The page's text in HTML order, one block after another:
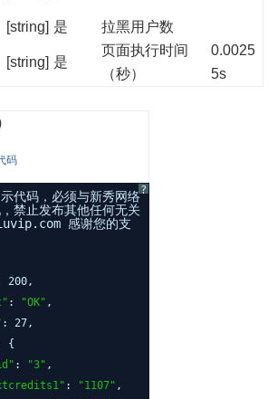
[string] 是 拉黑用户数
[string] 是
页面执行时间
（秒）
0.0025
5s
码
?
代码，必须与新秀网络
禁止发布其他任何无关
感谢您的支
200,
: "OK" ,
: 27,
{
: "3" ,
: "1107" ,